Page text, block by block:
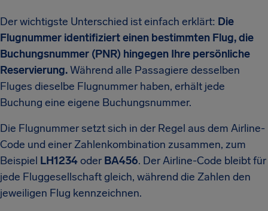
Der wichtigste Unterschied ist einfach erklärt: Die
Flugnummer identifiziert einen bestimmten Flug, die
Buchungsnummer (PNR) hingegen Ihre persönliche
Reservierung.Während alle Passagiere desselben
Fluges dieselbe Flugnummer haben, erhält jede
Buchung eine eigene Buchungsnummer.
Die Flugnummer setzt sich in der Regel aus dem Airline-
Code und einer Zahlenkombination zusammen, zum
Beispiel LH1234oder BA456. Der Airline-Code bleibt für
jede Fluggesellschaft gleich, während die Zahlen den
jeweiligen Flug kennzeichnen.